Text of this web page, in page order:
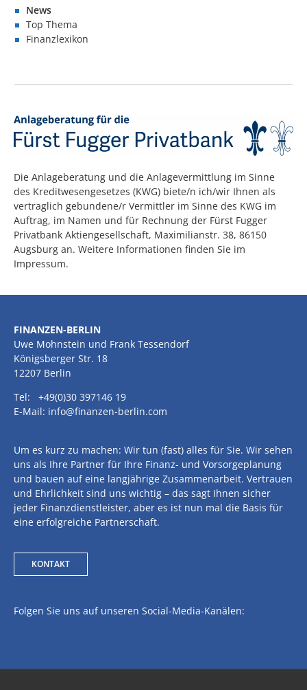
News
Top Thema
Finanzlexikon
Die Anlageberatung und die Anlagevermittlung im Sinne
des Kreditwesengesetzes (KWG) biete/n ich/wir Ihnen als
vertraglich gebundene/r Vermittler im Sinne des KWG im
Auftrag, im Namen und für Rechnung der Fürst Fugger
Privatbank Aktiengesellschaft, Maximilianstr. 38, 86150
Augsburg an. Weitere Informationen finden Sie im
Impressum.
FINANZEN-BERLIN
Uwe Mohnstein und Frank Tessendorf
Königsberger Str. 18
12207 Berlin
Tel: +49(0)30 397146 19
E-Mail: info@finanzen-berlin.com
Um es kurz zu machen: Wir tun (fast) alles für Sie. Wir sehen
uns als Ihre Partner für Ihre Finanz- und Vorsorgeplanung
und bauen auf eine langjährige Zusammenarbeit. Vertrauen
und Ehrlichkeit sind uns wichtig – das sagt Ihnen sicher
jeder Finanzdienstleister, aber es ist nun mal die Basis für
eine erfolgreiche Partnerschaft.
KONTAKT
Folgen Sie uns auf unseren Social-Media-Kanälen: